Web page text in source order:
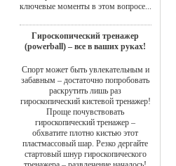
ключевые моменты в этом вопросе...
Гироскопический тренажер
(powerball) – все в ваших руках!
Спорт может быть увлекательным и
забавным – достаточно попробовать
раскрутить лишь раз
гироскопический кистевой тренажер!
Проще почувствовать
гироскопический тренажер –
обхватите плотно кистью этот
пластмассовый шар. Резко дергайте
стартовый шнур гироскопического